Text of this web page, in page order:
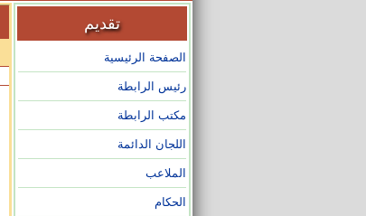
تقديم
الصفحة الرئيسية
رئيس الرابطة
مكتب الرابطة
اللجان الدائمة
الملاعب
الحكام